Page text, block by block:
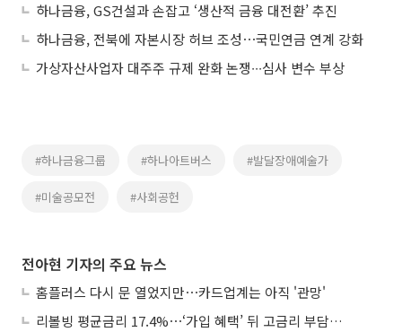
하나금융, GS건설과 손잡고 ‘생산적 금융 대전환’ 추진
하나금융, 전북에 자본시장 허브 조성⋯국민연금 연계 강화
가상자산사업자 대주주 규제 완화 논쟁∙∙∙심사 변수 부상
#하나금융그룹 #하나아트버스 #발달장애예술가
#미술공모전 #사회공헌
전아현 기자의 주요 뉴스
홈플러스 다시 문 열었지만⋯카드업계는 아직 '관망'
리볼빙 평균금리 17.4%⋯‘가입 혜택’ 뒤 고금리 부담 주의